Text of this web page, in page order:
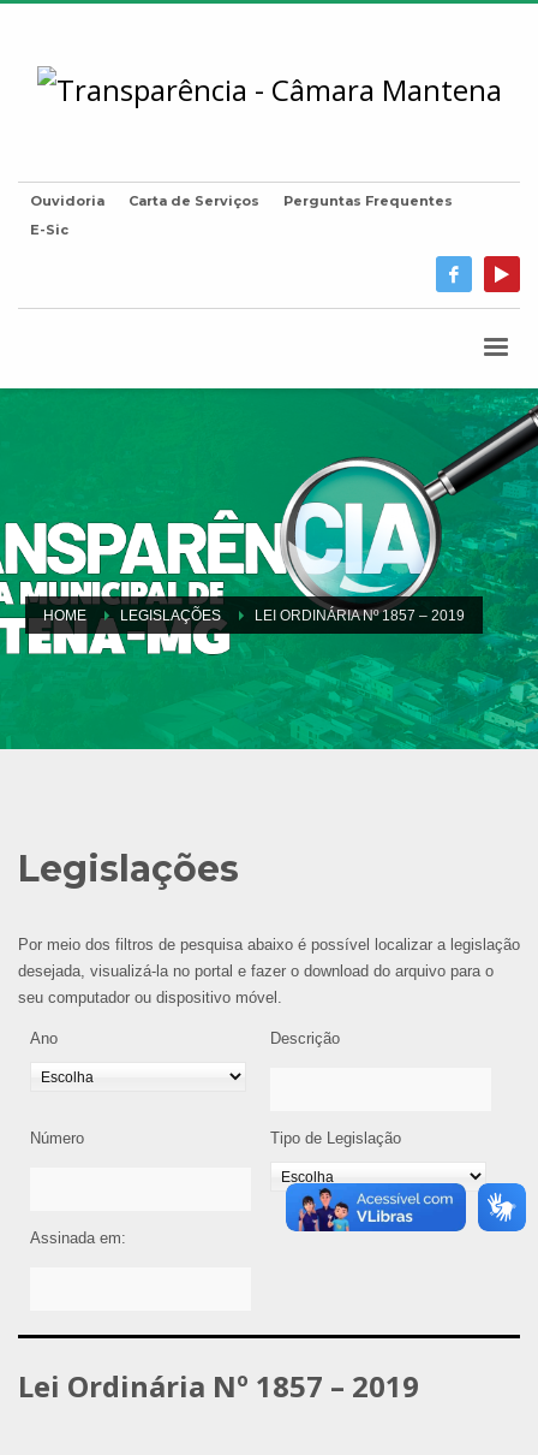
Ouvidoria Carta de Serviços
Perguntas Frequentes
E-Sic
HOME LEGISLAÇÕES LEI ORDINÁRIA Nº 1857 – 2019
Legislações
Por meio dos filtros de pesquisa abaixo é possível localizar a legislação
desejada, visualizá-la no portal e fazer o download do arquivo para o
seu computador ou dispositivo móvel.
Ano Descrição
Número Tipo de Legislação
Assinada em:
Lei Ordinária Nº 1857 – 2019